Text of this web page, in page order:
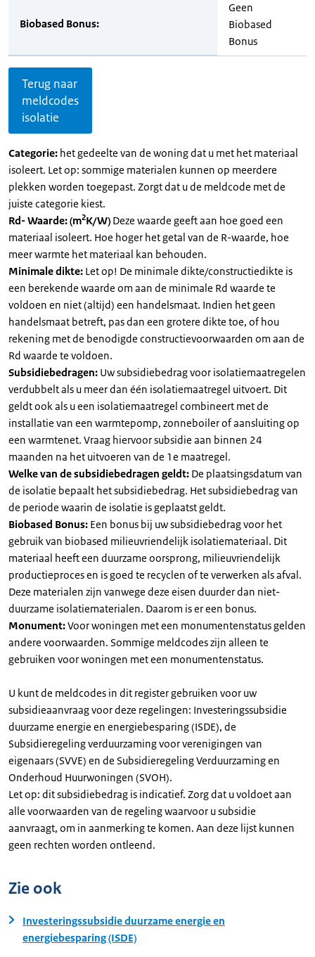
Biobased Bonus:
Geen
Biobased
Bonus
Terug naar
meldcodes
isolatie
Categorie: het gedeelte van de woning dat u met het materiaal
isoleert. Let op: sommige materialen kunnen op meerdere
plekken worden toegepast. Zorgt dat u de meldcode met de
juiste categorie kiest.
Rd- Waarde: (m2K/W) Deze waarde geeft aan hoe goed een
materiaal isoleert. Hoe hoger het getal van de R-waarde, hoe
meer warmte het materiaal kan behouden.
Minimale dikte: Let op! De minimale dikte/constructiedikte is
een berekende waarde om aan de minimale Rd waarde te
voldoen en niet (altijd) een handelsmaat. Indien het geen
handelsmaat betreft, pas dan een grotere dikte toe, of hou
rekening met de benodigde constructievoorwaarden om aan de
Rd waarde te voldoen.
Subsidiebedragen: Uw subsidiebedrag voor isolatiemaatregelen
verdubbelt als u meer dan één isolatiemaatregel uitvoert. Dit
geldt ook als u een isolatiemaatregel combineert met de
installatie van een warmtepomp, zonneboiler of aansluiting op
een warmtenet. Vraag hiervoor subsidie aan binnen 24
maanden na het uitvoeren van de 1e maatregel.
Welke van de subsidiebedragen geldt: De plaatsingsdatum van
de isolatie bepaalt het subsidiebedrag. Het subsidiebedrag van
de periode waarin de isolatie is geplaatst geldt.
Biobased Bonus: Een bonus bij uw subsidiebedrag voor het
gebruik van biobased milieuvriendelijk isolatiemateriaal. Dit
materiaal heeft een duurzame oorsprong, milieuvriendelijk
productieproces en is goed te recyclen of te verwerken als afval.
Deze materialen zijn vanwege deze eisen duurder dan niet-
duurzame isolatiematerialen. Daarom is er een bonus.
Monument:Voor woningen met een monumentenstatus gelden
andere voorwaarden. Sommige meldcodes zijn alleen te
gebruiken voor woningen met een monumentenstatus.
U kunt de meldcodes in dit register gebruiken voor uw
subsidieaanvraag voor deze regelingen: Investeringssubsidie
duurzame energie en energiebesparing (ISDE), de
Subsidieregeling verduurzaming voor verenigingen van
eigenaars (SVVE) en de Subsidieregeling Verduurzaming en
Onderhoud Huurwoningen (SVOH).
Let op: dit subsidiebedrag is indicatief. Zorg dat u voldoet aan
alle voorwaarden van de regeling waarvoor u subsidie
aanvraagt, om in aanmerking te komen. Aan deze lijst kunnen
geen rechten worden ontleend.
Zie ook
Investeringssubsidie duurzame energie en
energiebesparing (ISDE)